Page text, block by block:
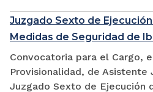
Juzgado Sexto de
Medidas de Seguridad de
Convocatoria para el Cargo,
Provisionalidad, de Asistente
Juzgado Sexto de Ejecución